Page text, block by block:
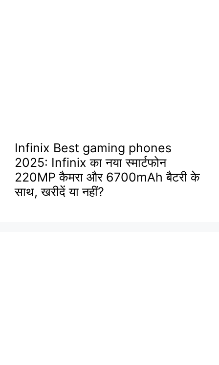
Infinix Best gaming phones
2025: Infinix का नया स्मार्टफोन
220MP कैमरा और 6700mAh बैटरी के
साथ, खरीदें या नहीं?